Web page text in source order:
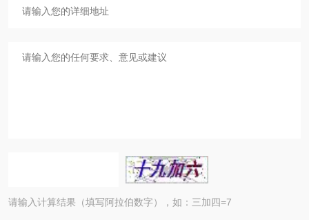
请输入计算结果（填写阿拉伯数字），如：三加四=7